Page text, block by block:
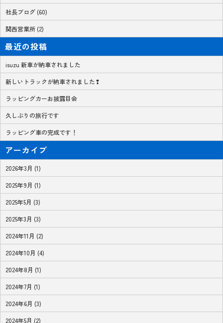
社長ブログ (60)
関西営業所 (2)
最近の投稿
isuzu 新車が納車されました
新しいトラックが納車されました❢
ラッピングカーお披露目会
久しぶりの旅行です
ラッピング車の完成です！
アーカイブ
2026年3月 (1)
2025年9月 (1)
2025年5月 (3)
2025年3月 (3)
2024年11月 (2)
2024年10月 (4)
2024年8月 (1)
2024年7月 (1)
2024年6月 (3)
2024年5月 (2)